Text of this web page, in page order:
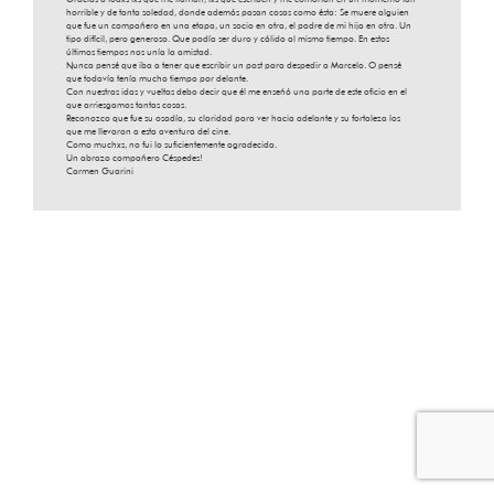
horrible y de tanta soledad, donde además pasan cosas como ésta: Se muere alguien
que fue un compañero en una etapa, un socio en otra, el padre de mi hija en otra. Un
tipo difícil, pero generoso. Que podía ser duro y cálido al mismo tiempo. En estos
últimos tiempos nos unía la amistad.
Nunca pensé que iba a tener que escribir un post para despedir a Marcelo. O pensé
que todavía tenía mucho tiempo por delante.
Con nuestras idas y vueltas debo decir que él me enseñó una parte de este oficio en el
que arriesgamos tantas cosas.
Reconozco que fue su osadía, su claridad para ver hacia adelante y su fortaleza los
que me llevaron a esta aventura del cine.
Como muchxs, no fui lo suficientemente agradecida.
Un abrazo compañero Céspedes!
Carmen Guarini